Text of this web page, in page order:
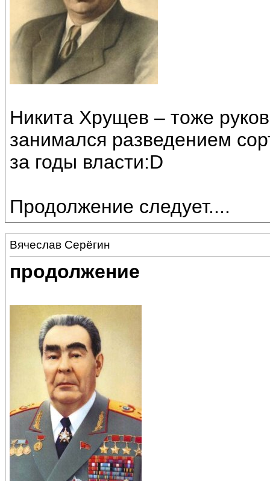
Никита Хрущев – тоже
занимался разведением
за годы власти:D
Продолжение следует....
Вячеслав Серёгин
продолжение